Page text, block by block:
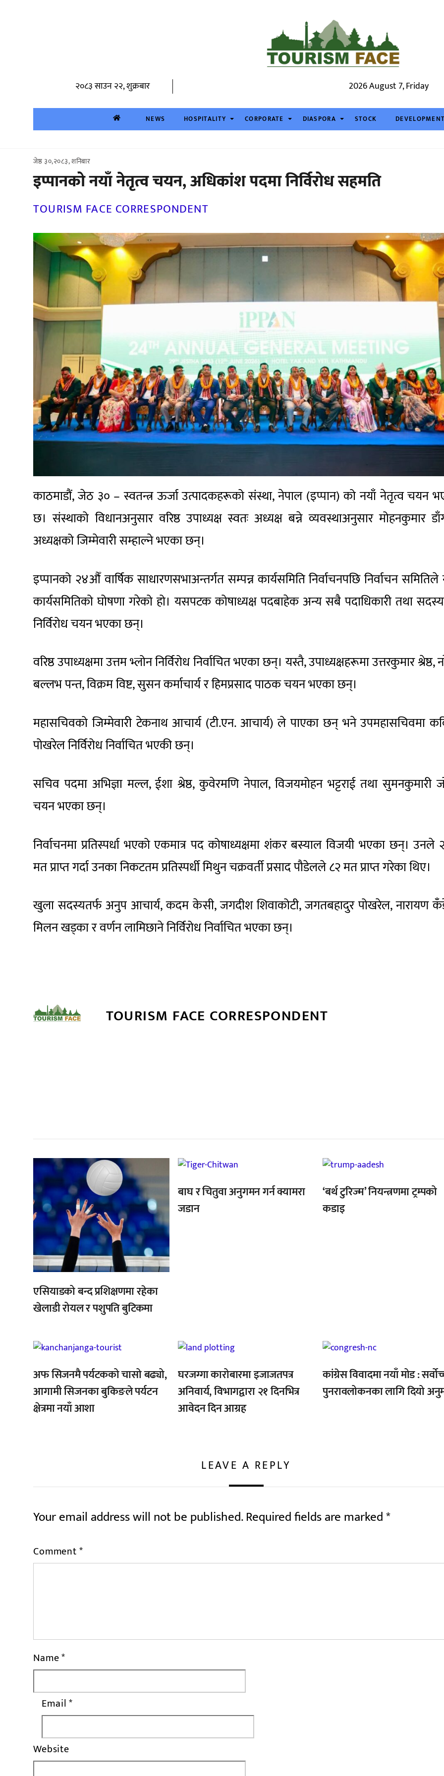
२०८३ साउन २२, शुक्रबार 2026 August 7, Friday
NEWS HOSPITALITY CORPORATE DIASPORA STOCK DEVELOPMENT
जेष्ठ ३०,२०८३, शनिबार
इप्पानको नयाँ नेतृत्व चयन, अधिकांश पदमा निर्विरोध सहमति
TOURISM FACE CORRESPONDENT
काठमाडौं, जेठ ३० – स्वतन्त्र ऊर्जा उत्पादकहरूको संस्था, नेपाल (इप्पान) को नयाँ नेतृत्व चयन
छ। संस्थाको विधानअनुसार वरिष्ठ उपाध्यक्ष स्वतः अध्यक्ष बन्ने व्यवस्थाअनुसार मोहनकुमार
अध्यक्षको जिम्मेवारी सम्हाल्ने भएका छन्।
इप्पानको २४औँ वार्षिक साधारणसभाअन्तर्गत सम्पन्न कार्यसमिति निर्वाचनपछि निर्वाचन समितिले
कार्यसमितिको घोषणा गरेको हो। यसपटक कोषाध्यक्ष पदबाहेक अन्य सबै पदाधिकारी तथा
निर्विरोध चयन भएका छन्।
वरिष्ठ उपाध्यक्षमा उत्तम भ्लोन निर्विरोध निर्वाचित भएका छन्। यस्तै, उपाध्यक्षहरूमा उत्तरकुमार श्रेष्ठ,
बल्लभ पन्त, विक्रम विष्ट, सुसन कर्माचार्य र हिमप्रसाद पाठक चयन भएका छन्।
महासचिवको जिम्मेवारी टेकनाथ आचार्य (टी.एन. आचार्य) ले पाएका छन् भने उपमहासचिवमा
पोखरेल निर्विरोध निर्वाचित भएकी छन्।
सचिव पदमा अभिज्ञा मल्ल, ईशा श्रेष्ठ, कुवेरमणि नेपाल, विजयमोहन भट्टराई तथा सुमनकुमारी
चयन भएका छन्।
निर्वाचनमा प्रतिस्पर्धा भएको एकमात्र पद कोषाध्यक्षमा शंकर बस्याल विजयी भएका छन्। उनले
मत प्राप्त गर्दा उनका निकटतम प्रतिस्पर्धी मिथुन चक्रवर्ती प्रसाद पौडेलले ८२ मत प्राप्त गरेका थिए।
खुला सदस्यतर्फ अनुप आचार्य, कदम केसी, जगदीश शिवाकोटी, जगतबहादुर पोखरेल, नारायण
मिलन खड्का र वर्णन लामिछाने निर्विरोध निर्वाचित भएका छन्।
TOURISM FACE CORRESPONDENT
,
एसियाडको बन्द प्रशिक्षणमा रहेका
खेलाडी रोयल र पशुपति बुटिकमा
बाघ र चितुवा अनुगमन गर्न क्यामरा
जडान
,
‘बर्थ टुरिज्म’ नियन्त्रणमा ट्रम्पको
कडाइ
,
अफ सिजनमै पर्यटकको चासो बढ्यो,
आगामी सिजनका बुकिङले पर्यटन
क्षेत्रमा नयाँ आशा
,
घरजग्गा कारोबारमा इजाजतपत्र
अनिवार्य, विभागद्वारा २१ दिनभित्र
आवेदन दिन आग्रह
,
कांग्रेस विवादमा नयाँ मोड :
पुनरावलोकनका लागि दियो
LEAVE A REPLY
Your email address will not be published.Required fields are marked*
Comment*
Name*
Email*
Website